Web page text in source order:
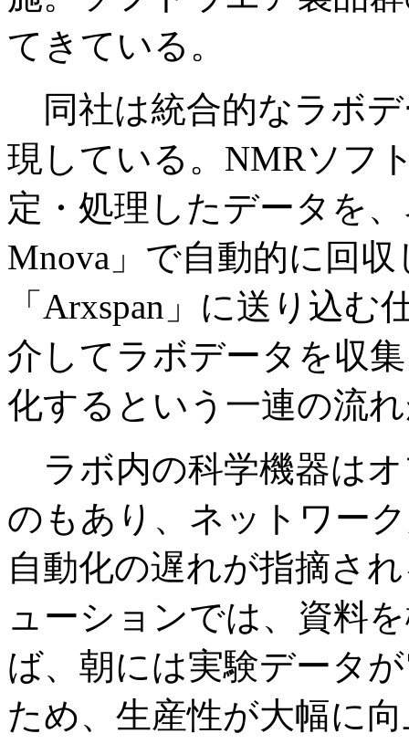
てきている。
同社は統合的なラボ
現している。NMRソフ
定・処理したデータを
Mnova」で自動的に回
「Arxspan」に送り込
介してラボデータを収
化するという一連の流
ラボ内の科学機器は
のもあり、ネットワー
自動化の遅れが指摘さ
ューションでは、資料
ば、朝には実験データ
ため、生産性が大幅に